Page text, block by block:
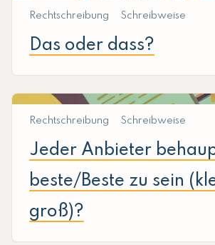
Rechtschreibung Schreibweise
Das oder dass?
Rechtschreibung Schreibweise
Jeder Anbieter
beste/Beste zu sein
groß)?